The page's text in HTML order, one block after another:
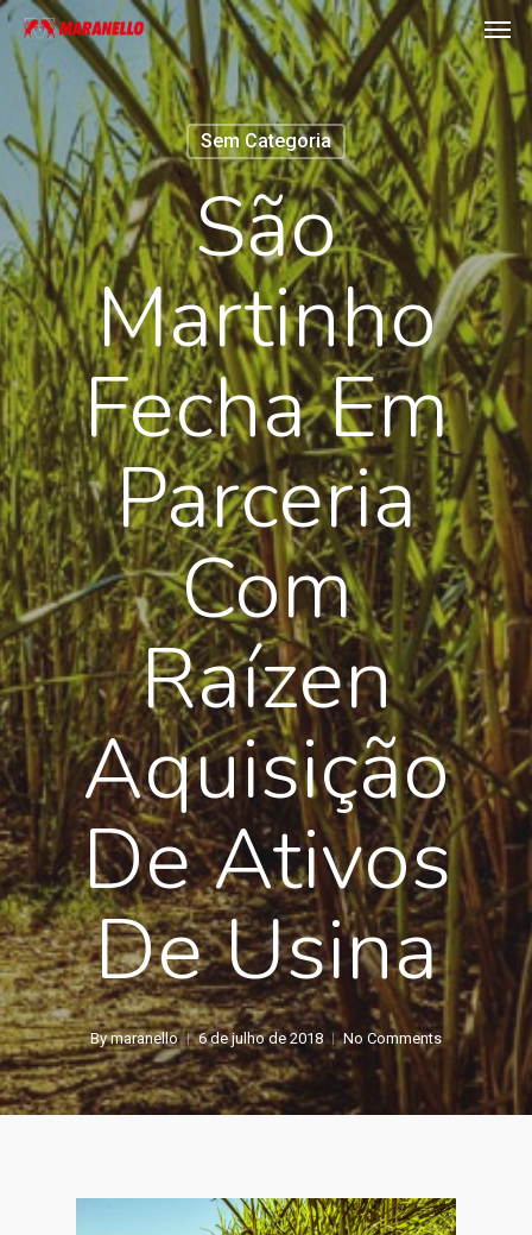
Skip
to
main
content
Sem Categoria
São
Martinho
Fecha Em
Parceria
Com
Raízen
Aquisição
De Ativos
De Usina
By maranello 6 de julho de 2018 No Comments